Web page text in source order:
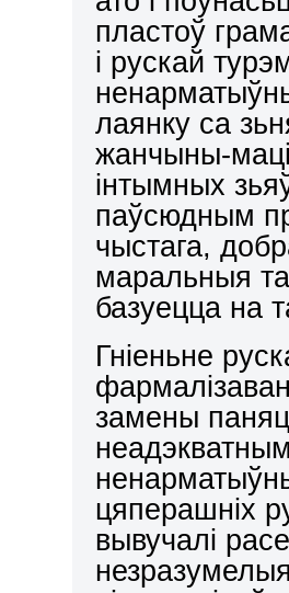
пластоў
і рускай
лаянку са
жанчыны-
інтымных
паўсюдным
чыстага,
маральныя
базуецца на
Гніеньне
замены
цяперашніх
вывучалі